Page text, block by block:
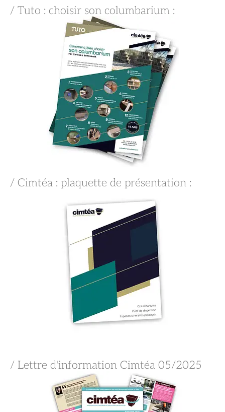
/ Tuto : choisir son columbarium :
/ Cimtéa : plaquette de présentation :​
/ Lettre d'information Cimtéa 05/2025